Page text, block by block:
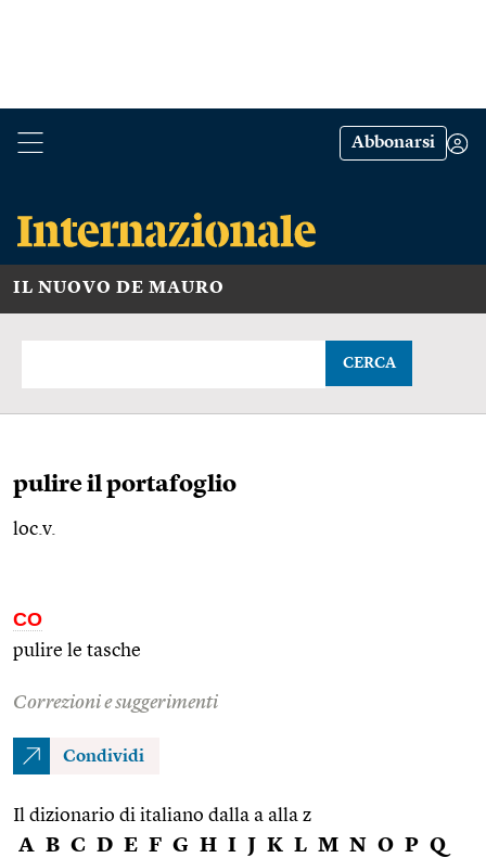
Abbonarsi
IL NUOVO DE MAURO
CERCA
pulire il portafoglio
loc.v.
CO
pulire le tasche
Correzioni e suggerimenti
Condividi
Il dizionario di italiano dalla a alla z
A B C D E F G H I J K L M N O P Q